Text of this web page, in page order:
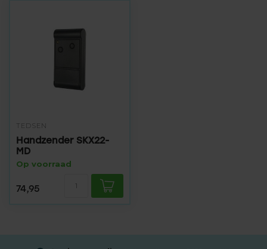
TEDSEN
Handzender SKX22-
MD
Op voorraad
74,95